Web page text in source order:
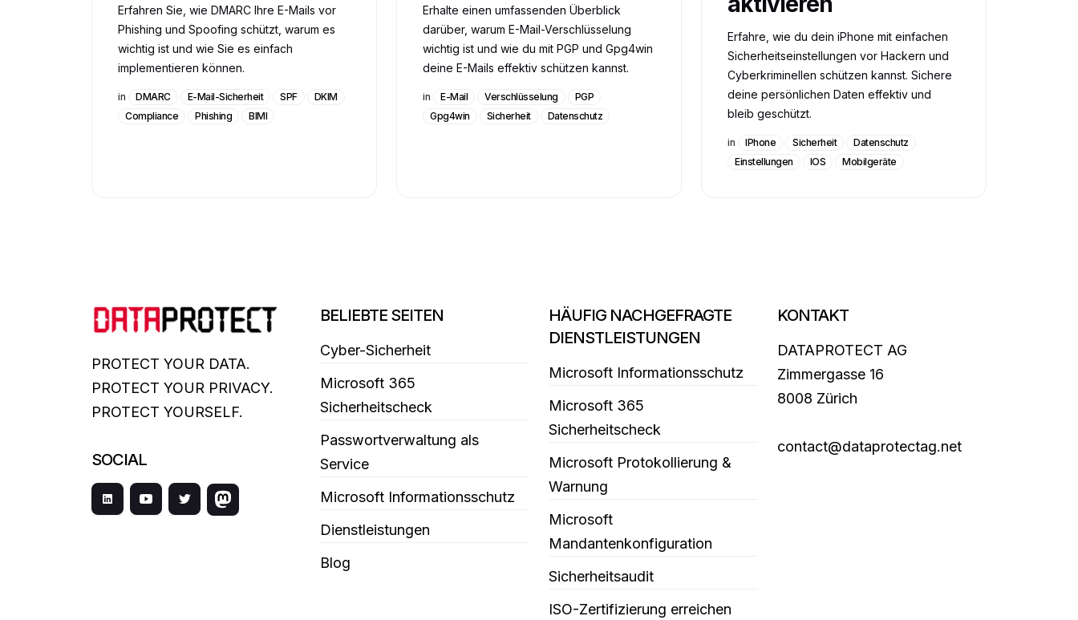
Erfahren Sie, wie DMARC Ihre E-Mails vor
Phishing und Spoofing schützt, warum es
wichtig ist und wie Sie es einfach
implementieren können.
in DMARC E-Mail-Sicherheit SPF
DKIM
Compliance
Phishing BIMI
Erhalte einen umfassenden Überblick
darüber, warum E-Mail-Verschlüsselung
wichtig ist und wie du mit PGP und Gpg4win
deine E-Mails effektiv schützen kannst.
in E-Mail Verschlüsselung
PGP
Gpg4win
Sicherheit Datenschutz
Erfahre, wie du dein iPhone mit einfachen
Sicherheitseinstellungen vor Hackern und
Cyberkriminellen schützen kannst. Sichere
deine persönlichen Daten effektiv und
bleib geschützt.
in IPhone Sicherheit
Datenschutz
Einstellungen
IOS Mobilgeräte
PROTECT YOUR DATA.
PROTECT YOUR PRIVACY.
PROTECT YOURSELF.
SOCIAL
BELIEBTE SEITEN
Cyber-Sicherheit
Microsoft 365
Sicherheitscheck
Passwortverwaltung als
Service
Microsoft Informationsschutz
Dienstleistungen
Blog
HÄUFIG NACHGEFRAGTE
DIENSTLEISTUNGEN
Microsoft Informationsschutz
Microsoft 365
Sicherheitscheck
Microsoft Protokollierung &
Warnung
Microsoft
Mandantenkonfiguration
Sicherheitsaudit
ISO-Zertifizierung erreichen
KONTAKT
DATAPROTECT AG
Zimmergasse 16
8008 Zürich
contact@dataprotectag.net